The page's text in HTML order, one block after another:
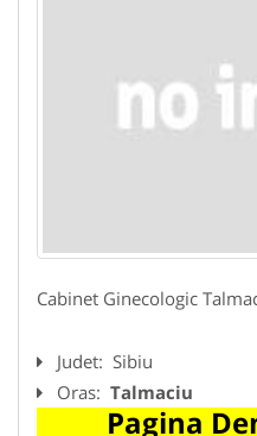
Cabinet Ginecologic
Judet: Sibiu
Oras: Talmaciu
Pagina